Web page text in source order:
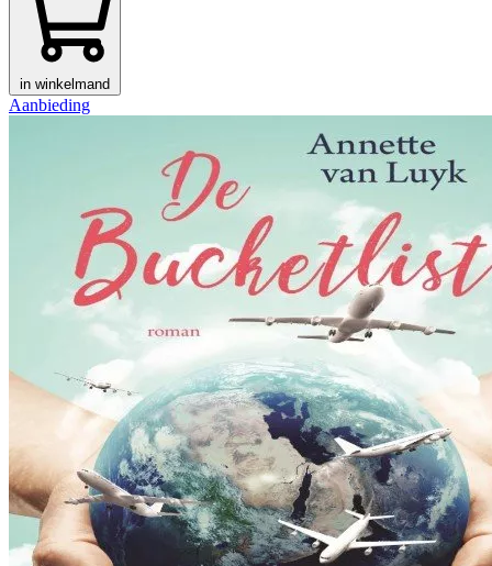
in winkelmand
Aanbieding